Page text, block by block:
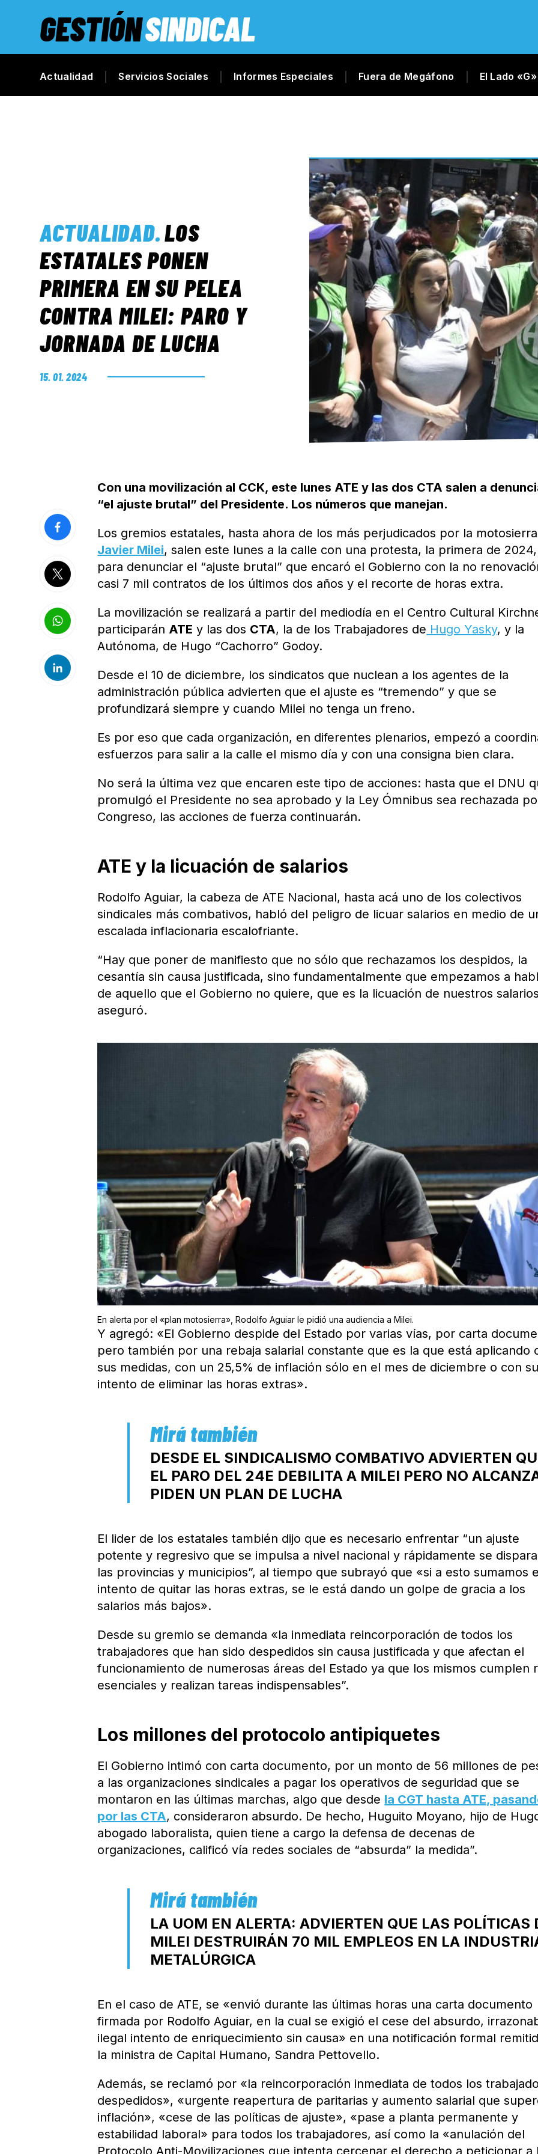
GESTIÓNSINDICAL
Actualidad Servicios Sociales Informes Especiales Fuera de Megáfono El Lado «G»
ACTUALIDAD.LOS
ESTATALES PONEN
PRIMERA EN SU PELEA
CONTRA MILEI: PARO Y
JORNADA DE LUCHA
15. 01. 2024
Con una movilización al CCK, este lunes ATE y las dos CTA salen a
“el ajuste brutal” del Presidente. Los números que manejan.
Los gremios estatales, hasta ahora de los más perjudicados por la
Javier Milei, salen este lunes a la calle con una protesta, la primera de 2024,
para denunciar el “ajuste brutal” que encaró el Gobierno con la no
casi 7 mil contratos de los últimos dos años y el recorte de horas extra.
La movilización se realizará a partir del mediodía en el Centro Cultural
participarán ATE y las dos CTA, la de los Trabajadores de Hugo Yasky, y la
Autónoma, de Hugo “Cachorro” Godoy.
Desde el 10 de diciembre, los sindicatos que nuclean a los agentes de la
administración pública advierten que el ajuste es “tremendo” y que se
profundizará siempre y cuando Milei no tenga un freno.
Es por eso que cada organización, en diferentes plenarios, empezó a
esfuerzos para salir a la calle el mismo día y con una consigna bien clara.
No será la última vez que encaren este tipo de acciones: hasta que el DNU
promulgó el Presidente no sea aprobado y la Ley Ómnibus sea rechazada
Congreso, las acciones de fuerza continuarán.
ATE y la licuación de salarios
Rodolfo Aguiar, la cabeza de ATE Nacional, hasta acá uno de los colectivos
sindicales más combativos, habló del peligro de licuar salarios en medio de
escalada inflacionaria escalofriante.
“Hay que poner de manifiesto que no sólo que rechazamos los despidos, la
cesantía sin causa justificada, sino fundamentalmente que empezamos a
de aquello que el Gobierno no quiere, que es la licuación de nuestros
aseguró.
En alerta por el «plan motosierra», Rodolfo Aguiar le pidió una audiencia a Milei.
Y agregó: «El Gobierno despide del Estado por varias vías, por carta
pero también por una rebaja salarial constante que es la que está aplicando
sus medidas, con un 25,5% de inflación sólo en el mes de diciembre o con
intento de eliminar las horas extras».
DESDE EL SINDICALISMO COMBATIVO ADVIERTEN
EL PARO DEL 24E DEBILITA A MILEI PERO NO
PIDEN UN PLAN DE LUCHA
El lider de los estatales también dijo que es necesario enfrentar “un ajuste
potente y regresivo que se impulsa a nivel nacional y rápidamente se
las provincias y municipios”, al tiempo que subrayó que «si a esto sumamos
intento de quitar las horas extras, se le está dando un golpe de gracia a los
salarios más bajos».
Desde su gremio se demanda «la inmediata reincorporación de todos los
trabajadores que han sido despedidos sin causa justificada y que afectan el
funcionamiento de numerosas áreas del Estado ya que los mismos cumplen
esenciales y realizan tareas indispensables”.
Los millones del protocolo antipiquetes
El Gobierno intimó con carta documento, por un monto de 56 millones de
a las organizaciones sindicales a pagar los operativos de seguridad que se
montaron en las últimas marchas, algo que desde la CGT hasta ATE,
por las CTA, consideraron absurdo. De hecho, Huguito Moyano, hijo de
abogado laboralista, quien tiene a cargo la defensa de decenas de
organizaciones, calificó vía redes sociales de “absurda” la medida”.
LA UOM EN ALERTA: ADVIERTEN QUE LAS POLÍTICAS
MILEI DESTRUIRÁN 70 MIL EMPLEOS EN LA
METALÚRGICA
En el caso de ATE, se «envió durante las últimas horas una carta documento
firmada por Rodolfo Aguiar, en la cual se exigió el cese del absurdo,
ilegal intento de enriquecimiento sin causa» en una notificación formal
la ministra de Capital Humano, Sandra Pettovello.
Además, se reclamó por «la reincorporación inmediata de todos los
despedidos», «urgente reapertura de paritarias y aumento salarial que
inflación», «cese de las políticas de ajuste», «pase a planta permanente y
estabilidad laboral» para todos los trabajadores, así como la «anulación del